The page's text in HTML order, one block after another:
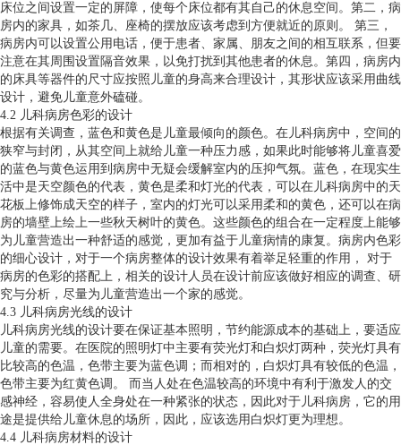
床位之间设置一定的屏障，使每个床位都有其自己的休息空间。第二，病
房内的家具，如茶几、座椅的摆放应该考虑到方便就近的原则。 第三，
病房内可以设置公用电话，便于患者、家属、朋友之间的相互联系，但要
注意在其周围设置隔音效果，以免打扰到其他患者的休息。第四，病房内
的床具等器件的尺寸应按照儿童的身高来合理设计，其形状应该采用曲线
设计，避免儿童意外磕碰。
4.2 儿科病房色彩的设计
根据有关调查，蓝色和黄色是儿童最倾向的颜色。在儿科病房中，空间的
狭窄与封闭，从其空间上就给儿童一种压力感，如果此时能够将儿童喜爱
的蓝色与黄色运用到病房中无疑会缓解室内的压抑气氛。蓝色，在现实生
活中是天空颜色的代表，黄色是柔和灯光的代表，可以在儿科病房中的天
花板上修饰成天空的样子，室内的灯光可以采用柔和的黄色，还可以在病
房的墙壁上绘上一些秋天树叶的黄色。这些颜色的组合在一定程度上能够
为儿童营造出一种舒适的感觉，更加有益于儿童病情的康复。病房内色彩
的细心设计，对于一个病房整体的设计效果有着举足轻重的作用， 对于
病房的色彩的搭配上，相关的设计人员在设计前应该做好相应的调查、研
究与分析，尽量为儿童营造出一个家的感觉。
4.3 儿科病房光线的设计
儿科病房光线的设计要在保证基本照明，节约能源成本的基础上，要适应
儿童的需要。在医院的照明灯中主要有荧光灯和白炽灯两种，荧光灯具有
比较高的色温，色带主要为蓝色调；而相对的，白炽灯具有较低的色温，
色带主要为红黄色调。 而当人处在色温较高的环境中有利于激发人的交
感神经，容易使人全身处在一种紧张的状态，因此对于儿科病房，它的用
途是提供给儿童休息的场所，因此，应该选用白炽灯更为理想。
4.4 儿科病房材料的设计